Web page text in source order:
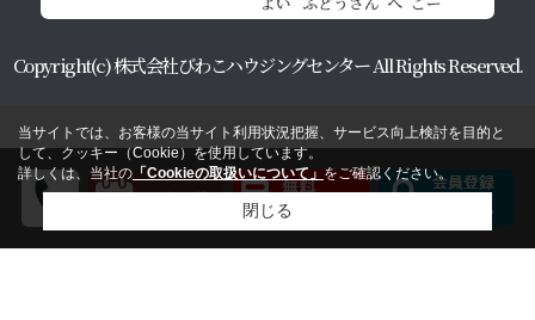
Copyright(c) 株式会社びわこハウジングセンター All Rights Reserved.
当サイトでは、お客様の当サイト利用状況把握、サービス向上検討を目的と
して、クッキー（Cookie）を使用しています。
詳しくは、当社の 「Cookieの取扱いについて」 をご確認ください。
閉じる